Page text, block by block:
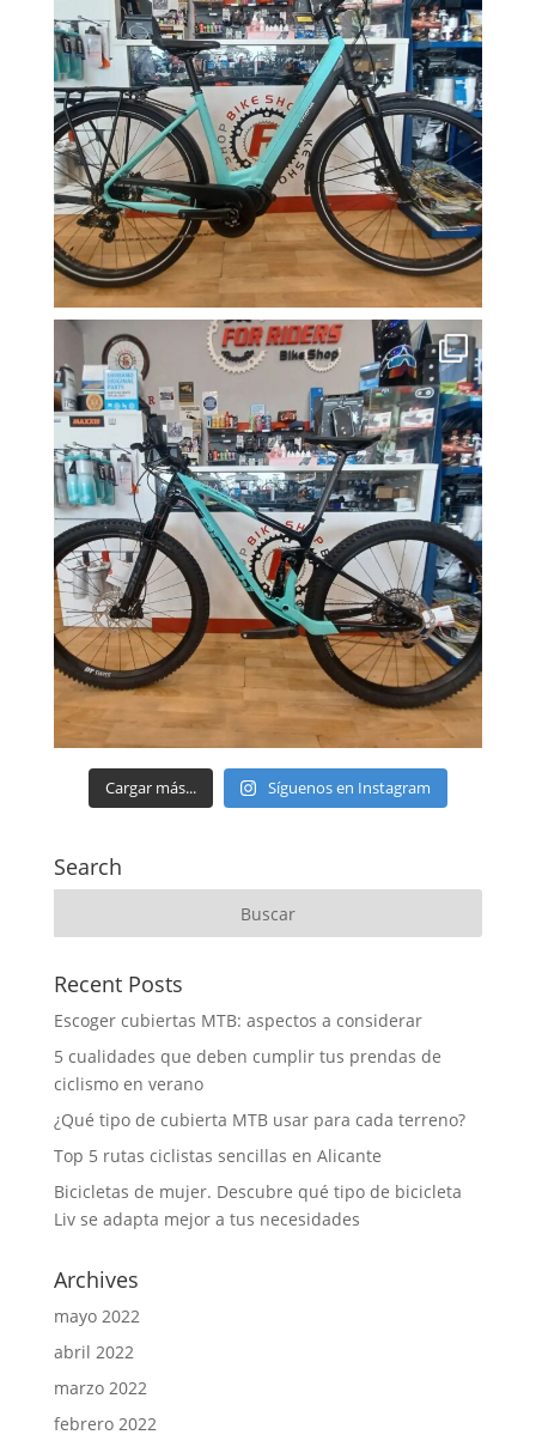
Cargar más... Síguenos en Instagram
Search
Recent Posts
Escoger cubiertas MTB: aspectos a considerar
5 cualidades que deben cumplir tus prendas de
ciclismo en verano
¿Qué tipo de cubierta MTB usar para cada terreno?
Top 5 rutas ciclistas sencillas en Alicante
Bicicletas de mujer. Descubre qué tipo de bicicleta
Liv se adapta mejor a tus necesidades
Archives
mayo 2022
abril 2022
marzo 2022
febrero 2022